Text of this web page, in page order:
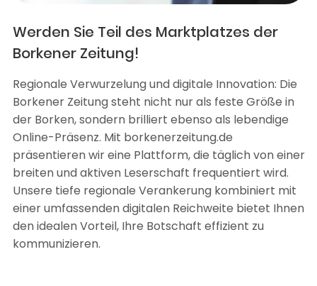
Werden Sie Teil des Marktplatzes der
Borkener Zeitung!
Regionale Verwurzelung und digitale Innovation: Die
Borkener Zeitung steht nicht nur als feste Größe in
der Borken, sondern brilliert ebenso als lebendige
Online-Präsenz. Mit borkenerzeitung.de
präsentieren wir eine Plattform, die täglich von einer
breiten und aktiven Leserschaft frequentiert wird.
Unsere tiefe regionale Verankerung kombiniert mit
einer umfassenden digitalen Reichweite bietet Ihnen
den idealen Vorteil, Ihre Botschaft effizient zu
kommunizieren.